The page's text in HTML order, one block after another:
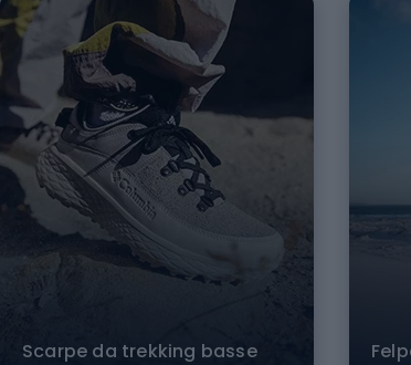
Scarpe da trekking basse